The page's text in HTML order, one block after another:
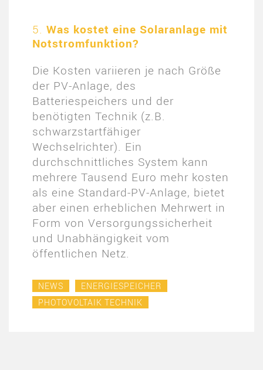
5. Was kostet eine Solaranlage mit
Notstromfunktion?
Die Kosten variieren je nach Größe
der PV-Anlage, des
Batteriespeichers und der
benötigten Technik (z.B.
schwarzstartfähiger
Wechselrichter). Ein
durchschnittliches System kann
mehrere Tausend Euro mehr kosten
als eine Standard-PV-Anlage, bietet
aber einen erheblichen Mehrwert in
Form von Versorgungssicherheit
und Unabhängigkeit vom
öffentlichen Netz​.
NEWS
ENERGIESPEICHER
PHOTOVOLTAIK TECHNIK